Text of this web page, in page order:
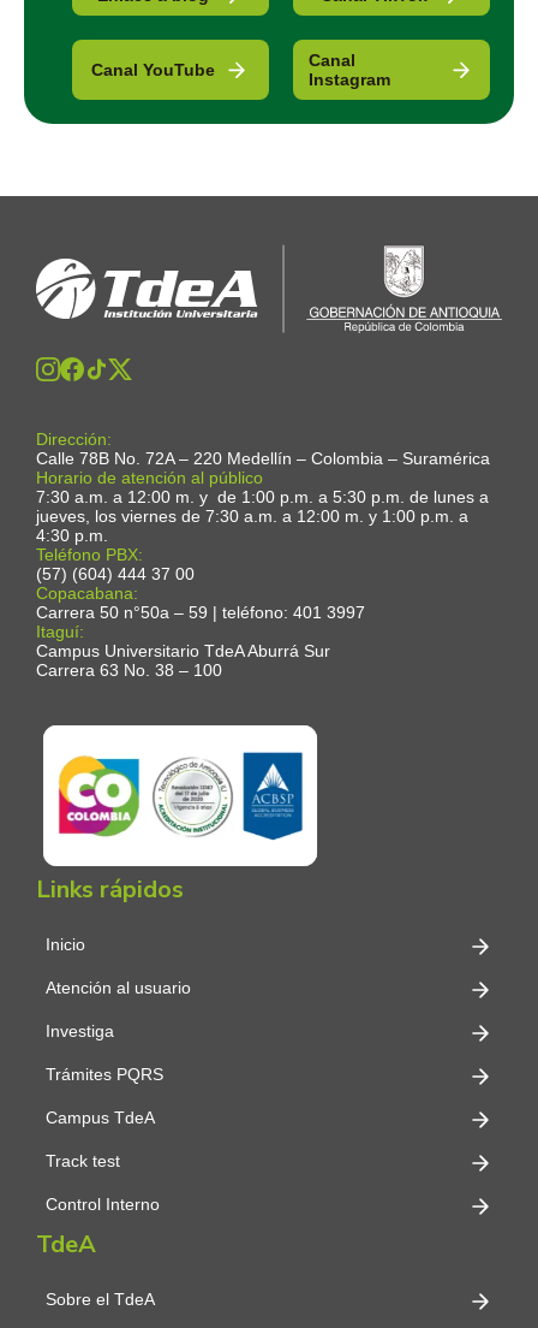
Canal YouTube
Canal
Instagram
Dirección:
Calle 78B No. 72A – 220 Medellín – Colombia – Suramérica
Horario de atención al público
7:30 a.m. a 12:00 m. y de 1:00 p.m. a 5:30 p.m. de lunes a
jueves, los viernes de 7:30 a.m. a 12:00 m. y 1:00 p.m. a
4:30 p.m.
Teléfono PBX:
(57) (604) 444 37 00
Copacabana:
Carrera 50 n°50a – 59 | teléfono: 401 3997
Itaguí:
Campus Universitario TdeA Aburrá Sur
Carrera 63 No. 38 – 100
Links rápidos
Inicio
Atención al usuario
Investiga
Trámites PQRS
Campus TdeA
Track test
Control Interno
TdeA
Sobre el TdeA